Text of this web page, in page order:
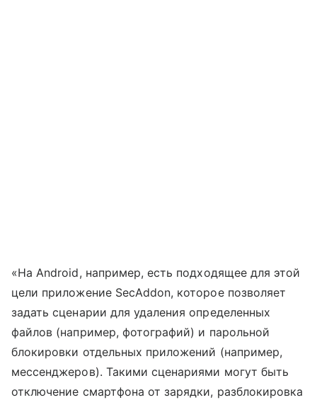
«На Android, например, есть подходящее для этой
цели приложение SecAddon, которое позволяет
задать сценарии для удаления определенных
файлов (например, фотографий) и парольной
блокировки отдельных приложений (например,
мессенджеров). Такими сценариями могут быть
отключение смартфона от зарядки, разблокировка